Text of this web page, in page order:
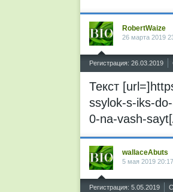
RobertWaize
26 марта 2019
Регистрация: 26.03.2019
Текст
ssylok-s-iks-
0-na-vash-
wallaceAbuts
5 мая 2019 20:17
Регистрация: 5.05.2019